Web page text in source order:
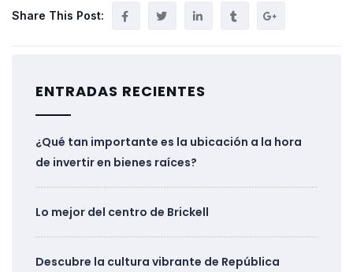
Share This Post:
ENTRADAS RECIENTES
¿Qué tan importante es la ubicación a la hora
de invertir en bienes raíces?
Lo mejor del centro de Brickell
Descubre la cultura vibrante de República